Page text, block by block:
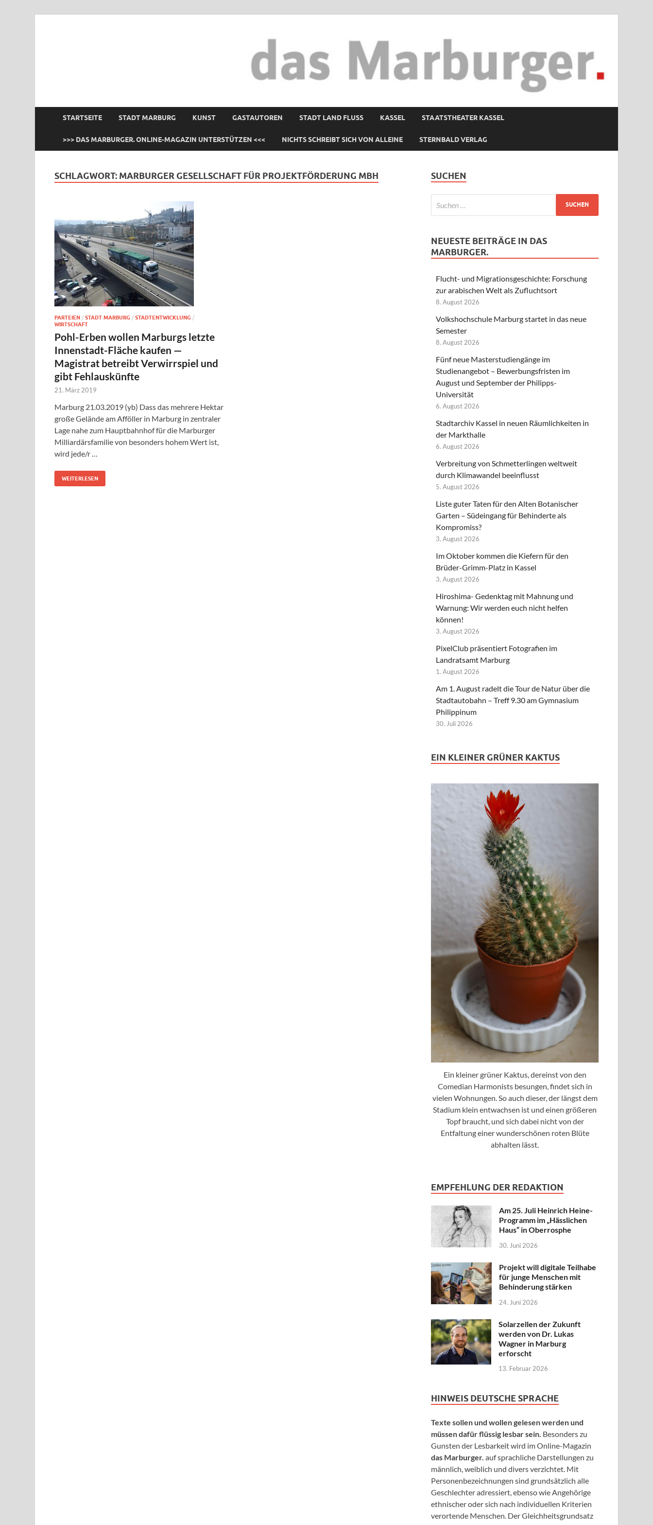
STARTSEITE STADT MARBURG KUNST GASTAUTOREN STADT LAND FLUSS KASSEL STAATSTHEATER KASSEL
>>> DAS MARBURGER. ONLINE-MAGAZIN UNTERSTÜTZEN <<< NICHTS SCHREIBT SICH VON ALLEINE STERNBALD VERLAG
SCHLAGWORT: MARBURGER GESELLSCHAFT FÜR PROJEKTFÖRDERUNG MBH
PARTEIEN / STADT MARBURG / STADTENTWICKLUNG /
WIRTSCHAFT
Pohl-Erben wollen Marburgs letzte
Innenstadt-Fläche kaufen —
Magistrat betreibt Verwirrspiel und
gibt Fehlauskünfte
21. März 2019
Marburg 21.03.2019 (yb) Dass das mehrere Hektar
große Gelände am Afföller in Marburg in zentraler
Lage nahe zum Hauptbahnhof für die Marburger
Milliardärsfamilie von besonders hohem Wert ist,
wird jede/r …
WEITERLESEN
SUCHEN
NEUESTE BEITRÄGE IN DAS
MARBURGER.
Flucht- und Migrationsgeschichte: Forschung
zur arabischen Welt als Zufluchtsort
8. August 2026
Volkshochschule Marburg startet in das neue
Semester
8. August 2026
Fünf neue Masterstudiengänge im
Studienangebot – Bewerbungsfristen im
August und September der Philipps-
Universität
6. August 2026
Stadtarchiv Kassel in neuen Räumlichkeiten in
der Markthalle
6. August 2026
Verbreitung von Schmetterlingen weltweit
durch Klimawandel beeinflusst
5. August 2026
Liste guter Taten für den Alten Botanischer
Garten – Südeingang für Behinderte als
Kompromiss?
3. August 2026
Im Oktober kommen die Kiefern für den
Brüder-Grimm-Platz in Kassel
3. August 2026
Hiroshima- Gedenktag mit Mahnung und
Warnung: Wir werden euch nicht helfen
können!
3. August 2026
PixelClub präsentiert Fotografien im
Landratsamt Marburg
1. August 2026
Am 1. August radelt die Tour de Natur über die
Stadtautobahn – Treff 9.30 am Gymnasium
Philippinum
30. Juli 2026
EIN KLEINER GRÜNER KAKTUS
Ein kleiner grüner Kaktus, dereinst von den
Comedian Harmonists besungen, findet sich in
vielen Wohnungen. So auch dieser, der längst dem
Stadium klein entwachsen ist und einen größeren
Topf braucht, und sich dabei nicht von der
Entfaltung einer wunderschönen roten Blüte
abhalten lässt.
EMPFEHLUNG DER REDAKTION
Am 25. Juli Heinrich Heine-
Programm im „Hässlichen
Haus“ in Oberrosphe
30. Juni 2026
Projekt will digitale Teilhabe
für junge Menschen mit
Behinderung stärken
24. Juni 2026
Solarzellen der Zukunft
werden von Dr. Lukas
Wagner in Marburg
erforscht
13. Februar 2026
HINWEIS DEUTSCHE SPRACHE
Texte sollen und wollen gelesen werden und
müssen dafür flüssig lesbar sein. Besonders zu
Gunsten der Lesbarkeit wird im Online-Magazin
das Marburger. auf sprachliche Darstellungen zu
männlich, weiblich und divers verzichtet. Mit
Personenbezeichnungen sind grundsätzlich alle
Geschlechter adressiert, ebenso wie Angehörige
ethnischer oder sich nach individuellen Kriterien
verortende Menschen. Der Gleichheitsgrundsatz